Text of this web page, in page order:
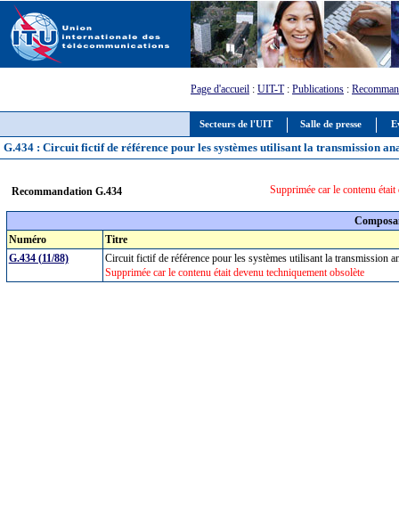
Secteurs de l'UIT Salle de presse
Page d'accueil : UIT-T: Publications :
G.434 : Circuit fictif de référence pour les systèmes utilisant la transmission
Recommandation G.434 Supprimée car le contenu
Numéro
Titre
G.434 (11/88)
Circuit fictif de référence pour les systèmes utilisant la transmission
Supprimée car le contenu était devenu techniquement obsolète